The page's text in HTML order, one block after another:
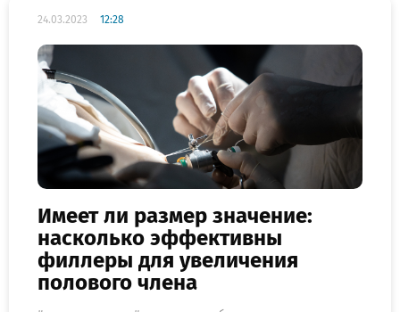
24.03.2023 12:28
Имеет ли размер значение:
насколько эффективны
филлеры для увеличения
полового члена